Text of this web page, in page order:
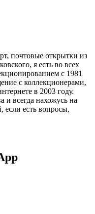
почтовые открытки из
я есть во всех
с 1981
с коллекционерами,
в 2003 году.
и всегда нахожусь на
если есть вопросы,